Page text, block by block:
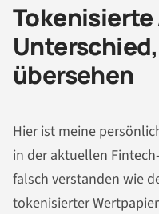
übersehen
Hier ist meine
in der aktuellen
falsch verstanden wie
tokenisierter